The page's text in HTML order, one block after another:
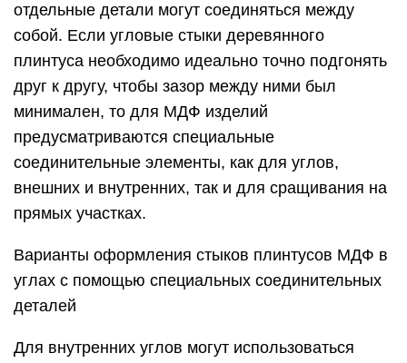
отдельные детали могут соединяться между
собой. Если угловые стыки деревянного
плинтуса необходимо идеально точно подгонять
друг к другу, чтобы зазор между ними был
минимален, то для МДФ изделий
предусматриваются специальные
соединительные элементы, как для углов,
внешних и внутренних, так и для сращивания на
прямых участках.
Варианты оформления стыков плинтусов МДФ в
углах с помощью специальных соединительных
деталей
Для внутренних углов могут использоваться